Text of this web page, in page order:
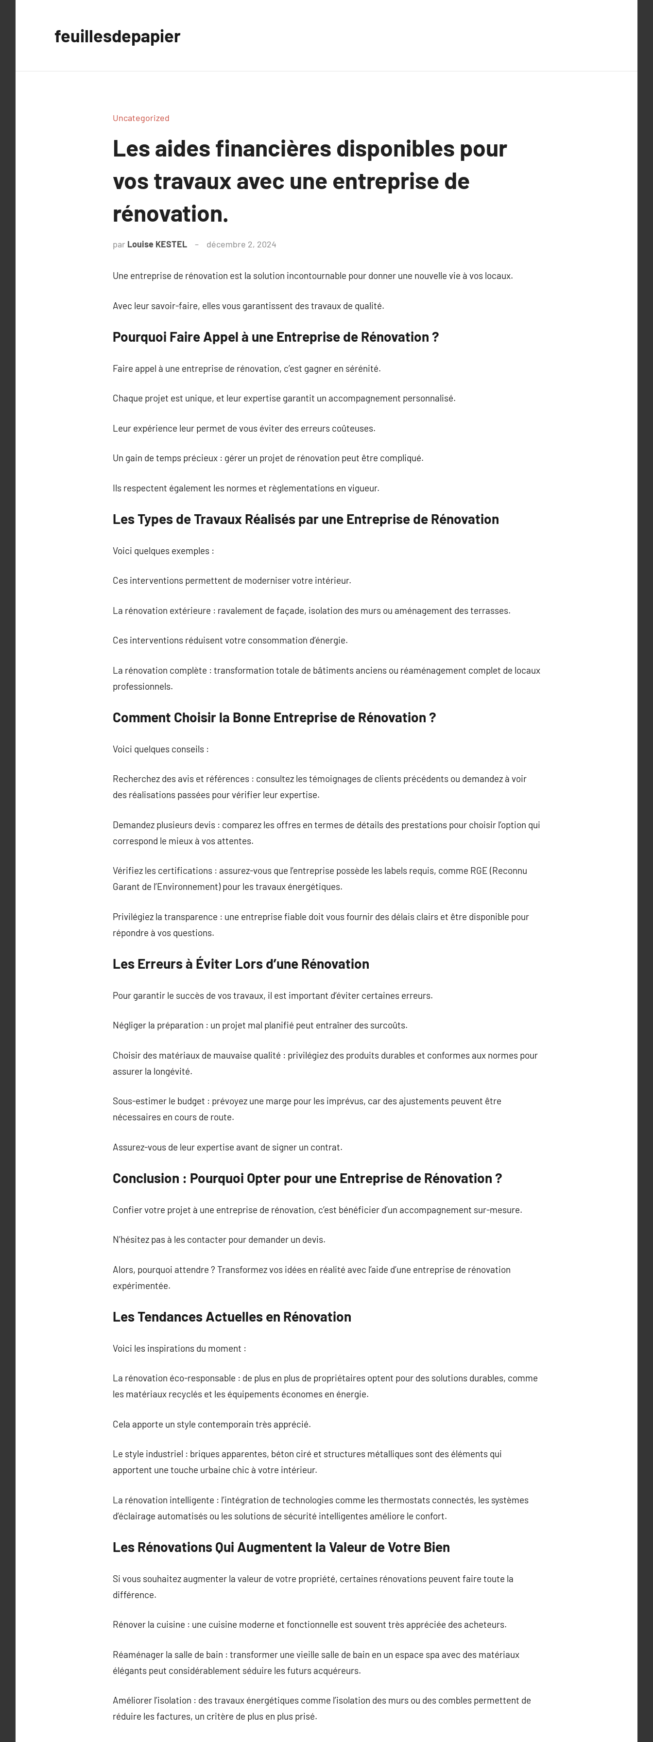
feuillesdepapier
Uncategorized
Les aides financières disponibles pour
vos travaux avec une entreprise de
rénovation.
par Louise KESTEL décembre 2, 2024
Une entreprise de rénovation est la solution incontournable pour donner une nouvelle vie à vos locaux.
Avec leur savoir-faire, elles vous garantissent des travaux de qualité.
Pourquoi Faire Appel à une Entreprise de Rénovation ?
Faire appel à une entreprise de rénovation, c’est gagner en sérénité.
Chaque projet est unique, et leur expertise garantit un accompagnement personnalisé.
Leur expérience leur permet de vous éviter des erreurs coûteuses.
Un gain de temps précieux : gérer un projet de rénovation peut être compliqué.
Ils respectent également les normes et règlementations en vigueur.
Les Types de Travaux Réalisés par une Entreprise de Rénovation
Voici quelques exemples :
Ces interventions permettent de moderniser votre intérieur.
La rénovation extérieure : ravalement de façade, isolation des murs ou aménagement des terrasses.
Ces interventions réduisent votre consommation d’énergie.
La rénovation complète : transformation totale de bâtiments anciens ou réaménagement complet de locaux
professionnels.
Comment Choisir la Bonne Entreprise de Rénovation ?
Voici quelques conseils :
Recherchez des avis et références : consultez les témoignages de clients précédents ou demandez à voir
des réalisations passées pour vérifier leur expertise.
Demandez plusieurs devis : comparez les offres en termes de détails des prestations pour choisir l’option qui
correspond le mieux à vos attentes.
Vérifiez les certifications : assurez-vous que l’entreprise possède les labels requis, comme RGE (Reconnu
Garant de l’Environnement) pour les travaux énergétiques.
Privilégiez la transparence : une entreprise fiable doit vous fournir des délais clairs et être disponible pour
répondre à vos questions.
Les Erreurs à Éviter Lors d’une Rénovation
Pour garantir le succès de vos travaux, il est important d’éviter certaines erreurs.
Négliger la préparation : un projet mal planifié peut entraîner des surcoûts.
Choisir des matériaux de mauvaise qualité : privilégiez des produits durables et conformes aux normes pour
assurer la longévité.
Sous-estimer le budget : prévoyez une marge pour les imprévus, car des ajustements peuvent être
nécessaires en cours de route.
Assurez-vous de leur expertise avant de signer un contrat.
Conclusion : Pourquoi Opter pour une Entreprise de Rénovation ?
Confier votre projet à une entreprise de rénovation, c’est bénéficier d’un accompagnement sur-mesure.
N’hésitez pas à les contacter pour demander un devis.
Alors, pourquoi attendre ? Transformez vos idées en réalité avec l’aide d’une entreprise de rénovation
expérimentée.
Les Tendances Actuelles en Rénovation
Voici les inspirations du moment :
La rénovation éco-responsable : de plus en plus de propriétaires optent pour des solutions durables, comme
les matériaux recyclés et les équipements économes en énergie.
Cela apporte un style contemporain très apprécié.
Le style industriel : briques apparentes, béton ciré et structures métalliques sont des éléments qui
apportent une touche urbaine chic à votre intérieur.
La rénovation intelligente : l’intégration de technologies comme les thermostats connectés, les systèmes
d’éclairage automatisés ou les solutions de sécurité intelligentes améliore le confort.
Les Rénovations Qui Augmentent la Valeur de Votre Bien
Si vous souhaitez augmenter la valeur de votre propriété, certaines rénovations peuvent faire toute la
différence.
Rénover la cuisine : une cuisine moderne et fonctionnelle est souvent très appréciée des acheteurs.
Réaménager la salle de bain : transformer une vieille salle de bain en un espace spa avec des matériaux
élégants peut considérablement séduire les futurs acquéreurs.
Améliorer l’isolation : des travaux énergétiques comme l’isolation des murs ou des combles permettent de
réduire les factures, un critère de plus en plus prisé.